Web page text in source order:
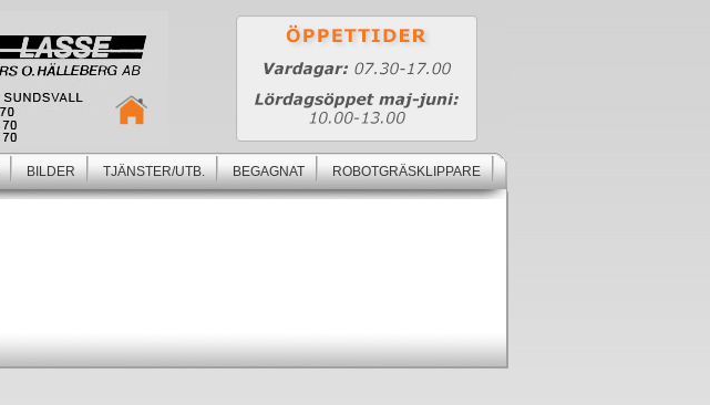
BILDER TJÄNSTER/UTB. BEGAGNAT ROBOTGRÄSKLIPPARE